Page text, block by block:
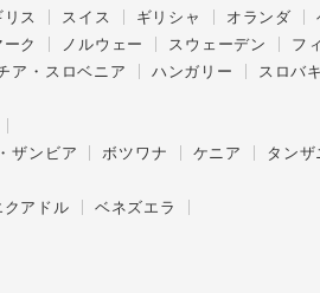
ス スイス ギリシャ オランダ
ク ノルウェー スウェーデン
フ
ア・スロベニア ハンガリー
スロバ
ザンビア ボツワナ ケニア
タンザ
クアドル
ベネズエラ